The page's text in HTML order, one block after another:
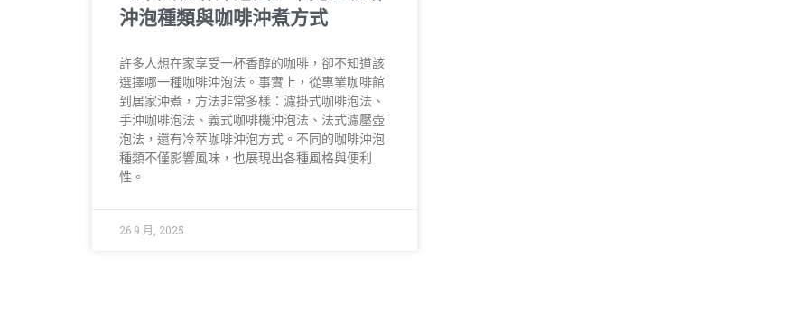
沖泡種類與咖啡沖煮方式
許多人想在家享受一杯香醇的咖啡，卻不知道該
選擇哪一種咖啡沖泡法。事實上，從專業咖啡館
到居家沖煮，方法非常多樣：濾掛式咖啡泡法、
手沖咖啡泡法、義式咖啡機沖泡法、法式濾壓壺
泡法，還有冷萃咖啡沖泡方式。不同的咖啡沖泡
種類不僅影響風味，也展現出各種風格與便利
性。
26 9 月, 2025